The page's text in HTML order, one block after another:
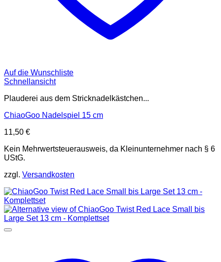
Auf die Wunschliste
Schnellansicht
Plauderei aus dem Stricknadelkästchen...
ChiaoGoo Nadelspiel 15 cm
11,50 €
Kein Mehrwertsteuerausweis, da Kleinunternehmer nach § 6
UStG.
zzgl. Versandkosten